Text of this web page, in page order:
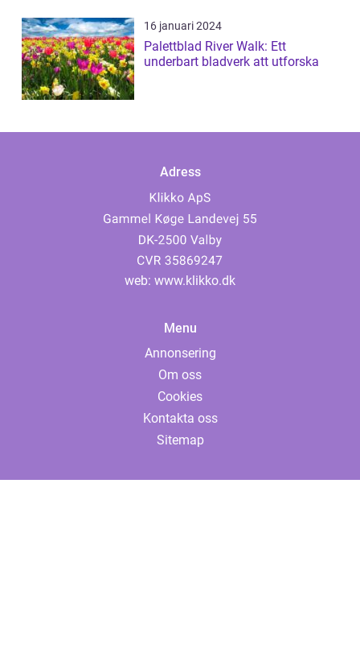
16 januari 2024
Palettblad River Walk: Ett
underbart bladverk att utforska
Adress
web: www.klikko.dk
Menu
Annonsering
Om oss
Cookies
Kontakta oss
Sitemap